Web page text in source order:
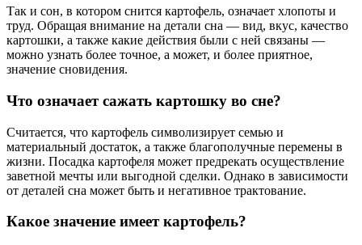
Так и сон, в котором снится картофель, означает хлопоты и
труд. Обращая внимание на детали сна — вид, вкус, качество
картошки, а также какие действия были с ней связаны —
можно узнать более точное, а может, и более приятное,
значение сновидения.
Что означает сажать картошку во сне?
Считается, что картофель символизирует семью и
материальный достаток, а также благополучные перемены в
жизни. Посадка картофеля может предрекать осуществление
заветной мечты или выгодной сделки. Однако в зависимости
от деталей сна может быть и негативное трактование.
Какое значение имеет картофель?